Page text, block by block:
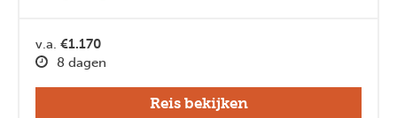
v.a. €1.170
8 dagen
Reis bekijken